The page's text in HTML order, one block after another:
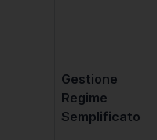
Gestione
Regime
Semplificato